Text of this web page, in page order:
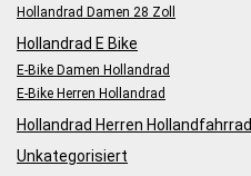
Hollandrad Damen 28 Zoll
Hollandrad E Bike
E-Bike Damen Hollandrad
E-Bike Herren Hollandrad
Hollandrad Herren Hollandfahrrad
Unkategorisiert